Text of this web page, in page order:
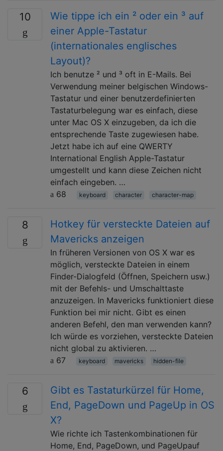
10
Wie tippe ich ein ² oder ein ³ auf
einer Apple-Tastatur
(internationales englisches
Layout)?
Ich benutze ² und ³ oft in E-Mails. Bei
Verwendung meiner belgischen Windows-
Tastatur und einer benutzerdefinierten
Tastaturbelegung war es einfach, diese
unter Mac OS X einzugeben, da ich die
entsprechende Taste zugewiesen habe.
Jetzt habe ich auf eine QWERTY
International English Apple-Tastatur
umgestellt und kann diese Zeichen nicht
einfach eingeben. …
68
keyboard character character-map
8
Hotkey für versteckte Dateien auf
Mavericks anzeigen
In früheren Versionen von OS X war es
möglich, versteckte Dateien in einem
Finder-Dialogfeld (Öffnen, Speichern usw.)
mit der Befehls- und Umschalttaste
anzuzeigen. In Mavericks funktioniert diese
Funktion bei mir nicht. Gibt es einen
anderen Befehl, den man verwenden kann?
Ich würde es vorziehen, versteckte Dateien
nicht global zu aktivieren. …
67
keyboard mavericks hidden-file
6
Gibt es Tastaturkürzel für Home,
End, PageDown und PageUp in OS
X?
Wie richte ich Tastenkombinationen für
Home, End, PageDown, und PageUpauf